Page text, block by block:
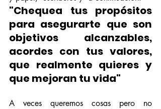
"Chequea tus propósitos
para asegurarte que son
objetivos alcanzables,
acordes con tus valores,
que realmente quieres y
que mejoran tu vida"
A veces queremos cosas pero no